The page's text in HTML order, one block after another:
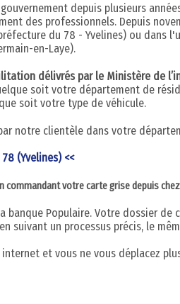
depuis plusieurs
des professionnels. Depuis
du 78 - Yvelines) ou dans
en-Laye).
délivrés par le Ministère de
soit votre département de
soit votre type de véhicule.
notre clientèle dans votre
(Yvelines) <<
commandant votre carte grise depuis
banque Populaire. Votre dossier
suivant un processus précis, le
et vous ne vous déplacez